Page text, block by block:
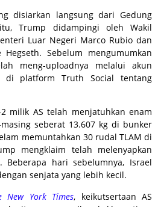
disiarkan langsung dari Gedung
Trump didampingi oleh Wakil
Luar Negeri Marco Rubio dan
Sebelum mengumumkan
meng-uploadnya melalui akun
di platform Truth Social tentang
milik AS telah menjatuhkan enam
seberat 13.607 kg di bunker
memuntahkan 30 rudal TLAM di
mengklaim telah melenyapkan
hari sebelumnya, Israel
senjata yang lebih kecil.
New York Times, keikutsertaan AS